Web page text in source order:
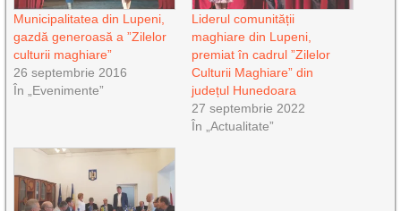
Municipalitatea din Lupeni,
gazdă generoasă a ”Zilelor
culturii maghiare”
26 septembrie 2016
În „Evenimente”
Liderul comunității
maghiare din Lupeni,
premiat în cadrul ”Zilelor
Culturii Maghiare” din
județul Hunedoara
27 septembrie 2022
În „Actualitate”